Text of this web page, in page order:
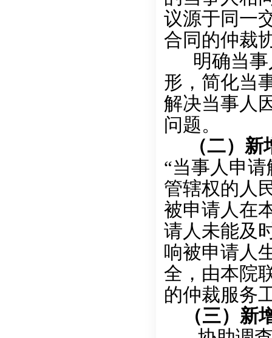
议源于同一
合同的仲裁
明确当事
形，简化当
解决当事人
问题。
（二）新
“当事人申
管辖权的人
被申请人在
请人未能及
响被申请人
全，由本院
的仲裁服务
（三）新